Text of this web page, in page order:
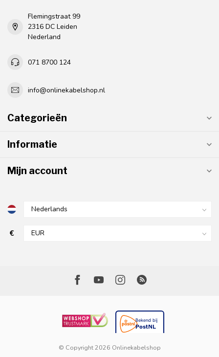
Flemingstraat 99
2316 DC Leiden
Nederland
071 8700 124
info@onlinekabelshop.nl
Categorieën
Informatie
Mijn account
€
© Copyright 2026 Onlinekabelshop